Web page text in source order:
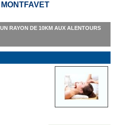
RAYON DE 10KM AUX ALENTOURS